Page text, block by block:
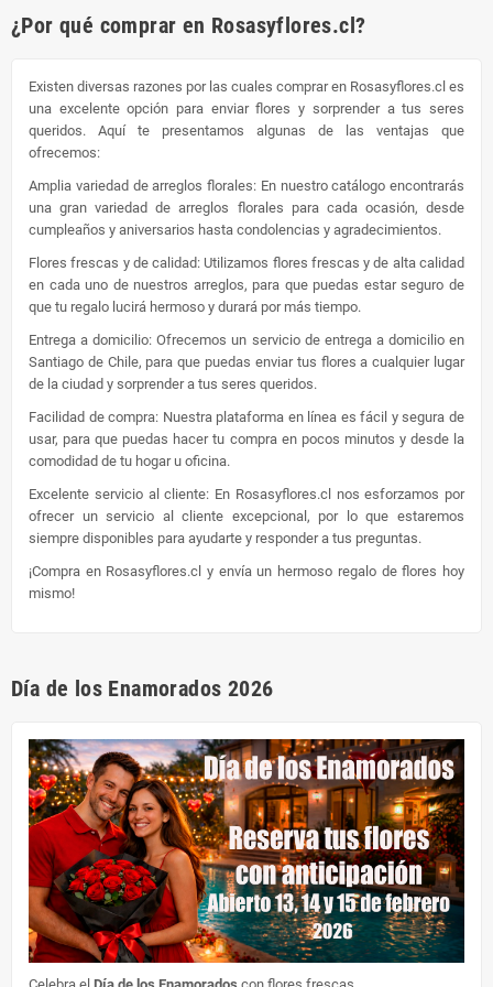
¿Por qué comprar en Rosasyflores.cl?
Existen diversas razones por las cuales comprar en Rosasyflores.cl es
una excelente opción para enviar flores y sorprender a tus seres
queridos. Aquí te presentamos algunas de las ventajas que
ofrecemos:
Amplia variedad de arreglos florales: En nuestro catálogo encontrarás
una gran variedad de arreglos florales para cada ocasión, desde
cumpleaños y aniversarios hasta condolencias y agradecimientos.
Flores frescas y de calidad: Utilizamos flores frescas y de alta calidad
en cada uno de nuestros arreglos, para que puedas estar seguro de
que tu regalo lucirá hermoso y durará por más tiempo.
Entrega a domicilio: Ofrecemos un servicio de entrega a domicilio en
Santiago de Chile, para que puedas enviar tus flores a cualquier lugar
de la ciudad y sorprender a tus seres queridos.
Facilidad de compra: Nuestra plataforma en línea es fácil y segura de
usar, para que puedas hacer tu compra en pocos minutos y desde la
comodidad de tu hogar u oficina.
Excelente servicio al cliente: En Rosasyflores.cl nos esforzamos por
ofrecer un servicio al cliente excepcional, por lo que estaremos
siempre disponibles para ayudarte y responder a tus preguntas.
¡Compra en Rosasyflores.cl y envía un hermoso regalo de flores hoy
mismo!
Día de los Enamorados 2026